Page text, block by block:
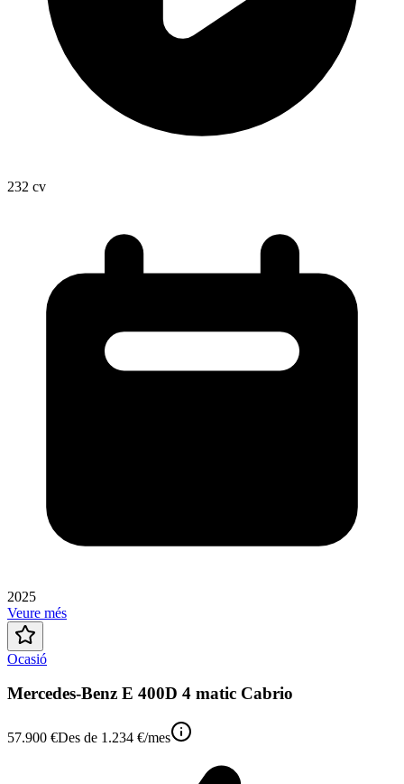
232 cv
2025
Veure més
Ocasió
Mercedes-Benz E 400D 4 matic Cabrio
57.900 €Des de 1.234 €/mes